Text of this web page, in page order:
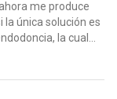
me produce
única solución es
la cual...